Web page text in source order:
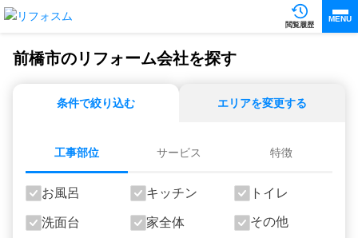
閲覧履歴
MENU
前橋市のリフォーム会社を探す
条件で絞り込む エリアを変更する
工事部位 サービス 特徴
お風呂 キッチン トイレ
洗面台 家全体 その他